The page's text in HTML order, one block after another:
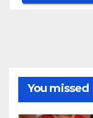
You missed